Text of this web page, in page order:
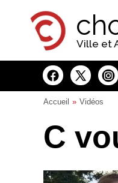
Ville et
Accueil Vidéos
C